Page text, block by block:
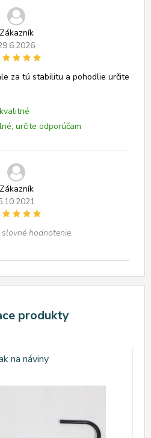
Zákazník
za tú stabilitu a pohodlie určite
určite odporúčam
Zákazník
hodnotenie.
produkty
na náviny